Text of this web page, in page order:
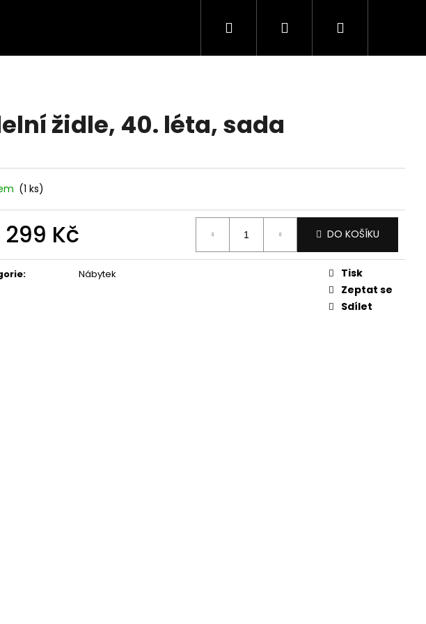
Hledat PřihlášeníNákupní
židle, 40. léta, sada
(1 ks)
Kč DO KOŠÍKU
: Nábytek
Tisk
Zeptat se
Sdílet
HLEDAT